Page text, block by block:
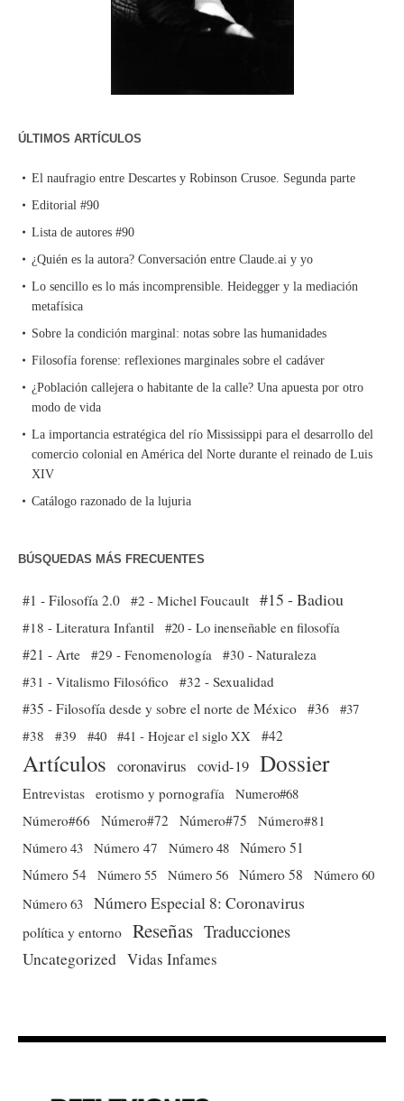
ÚLTIMOS ARTÍCULOS
El naufragio entre Descartes y Robinson Crusoe. Segunda parte
Editorial #90
Lista de autores #90
¿Quién es la autora? Conversación entre Claude.ai y yo
Lo sencillo es lo más incomprensible. Heidegger y la mediación
metafísica
Sobre la condición marginal: notas sobre las humanidades
Filosofía forense: reflexiones marginales sobre el cadáver
¿Población callejera o habitante de la calle? Una apuesta por otro
modo de vida
La importancia estratégica del río Mississippi para el desarrollo del
comercio colonial en América del Norte durante el reinado de Luis
XIV
Catálogo razonado de la lujuria
BÚSQUEDAS MÁS FRECUENTES
#1 - Filosofía 2.0 #2 - Michel Foucault #15 - Badiou
#18 - Literatura Infantil #20 - Lo inenseñable en filosofía
#21 - Arte #29 - Fenomenología
#30 - Naturaleza
#31 - Vitalismo Filosófico
#32 - Sexualidad
#35 - Filosofía desde y sobre el norte de México #36 #37
#38
#39 #40 #41 - Hojear el siglo XX #42
Artículos coronavirus covid-19 Dossier
Entrevistas erotismo y pornografía
Numero#68
Número#66
Número#72 Número#75
Número#81
Número 43 Número 47 Número 48 Número 51
Número 54 Número 55 Número 56 Número 58
Número 60
Número 63 Número Especial 8: Coronavirus
política y entorno Reseñas Traducciones
Uncategorized Vidas Infames